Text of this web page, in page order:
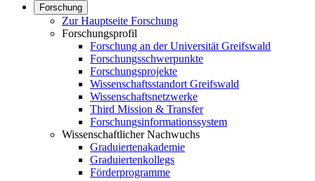
Forschung
Zur Hauptseite Forschung
Forschungsprofil
Forschung an der Universität Greifswald
Forschungsschwerpunkte
Forschungsprojekte
Wissenschaftsstandort Greifswald
Wissenschaftsnetzwerke
Third Mission & Transfer
Forschungsinformationssystem
Wissenschaftlicher Nachwuchs
Graduiertenakademie
Graduiertenkollegs
Förderprogramme